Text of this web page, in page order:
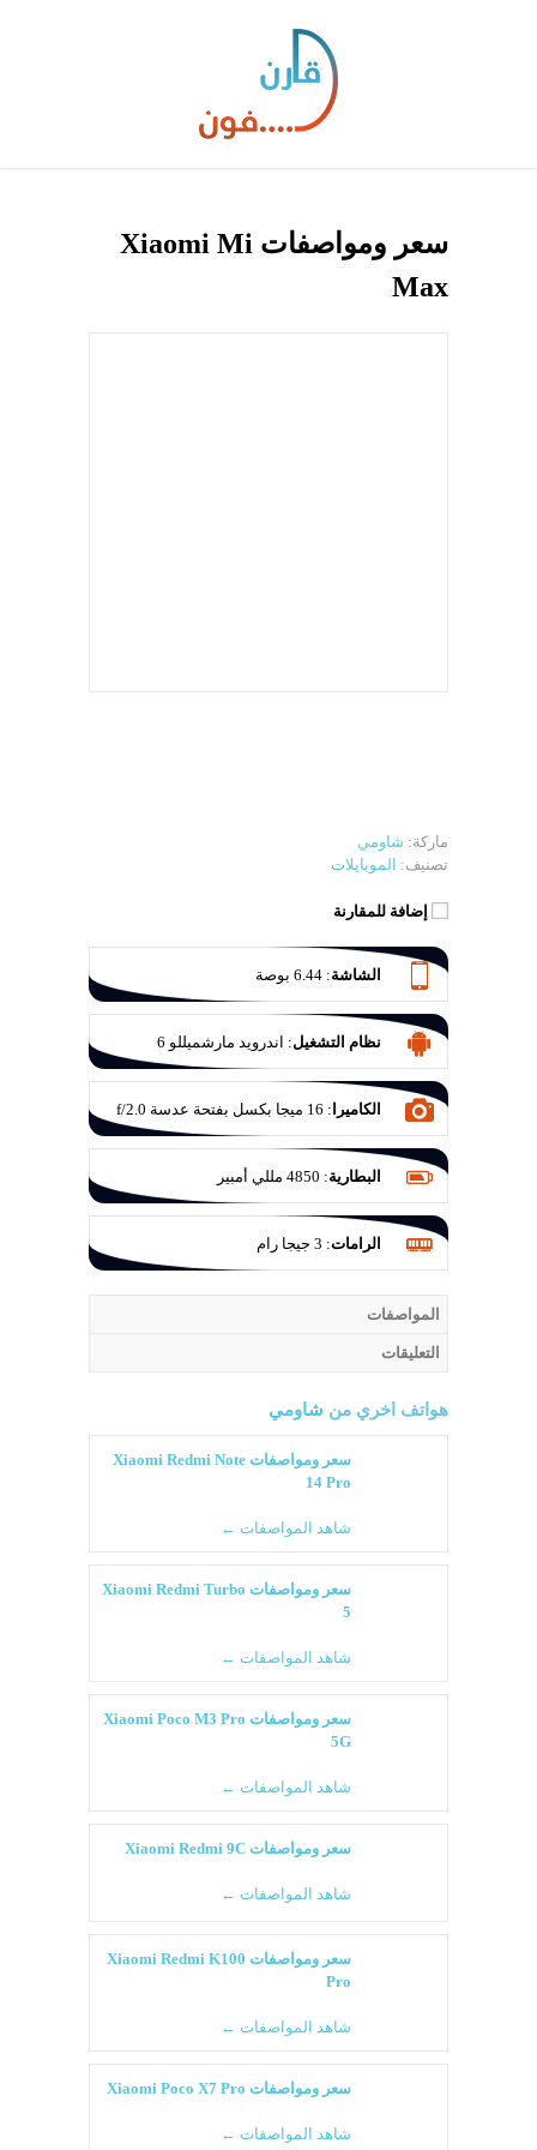
سعر ومواصفات Xiaomi Mi
Max
ماركة: شاومي
تصنيف: الموبايلات
إضافة للمقارنة
الشاشة: 6.44 بوصة
نظام التشغيل: اندرويد مارشميللو 6
الكاميرا : 16 ميجا بكسل بفتحة عدسة f/2.0
البطارية: 4850 مللي أمبير
الرامات: 3 جيجا رام
المواصفات
التعليقات
هواتف اخري من شاومي
سعر ومواصفات Xiaomi Redmi Note
14 Pro
شاهد المواصفات ←
سعر ومواصفات Xiaomi Redmi Turbo
5
شاهد المواصفات ←
سعر ومواصفات Xiaomi Poco M3 Pro
5G
شاهد المواصفات ←
سعر ومواصفات Xiaomi Redmi 9C
شاهد المواصفات ←
سعر ومواصفات Xiaomi Redmi K100
Pro
شاهد المواصفات ←
سعر ومواصفات Xiaomi Poco X7 Pro
شاهد المواصفات ←